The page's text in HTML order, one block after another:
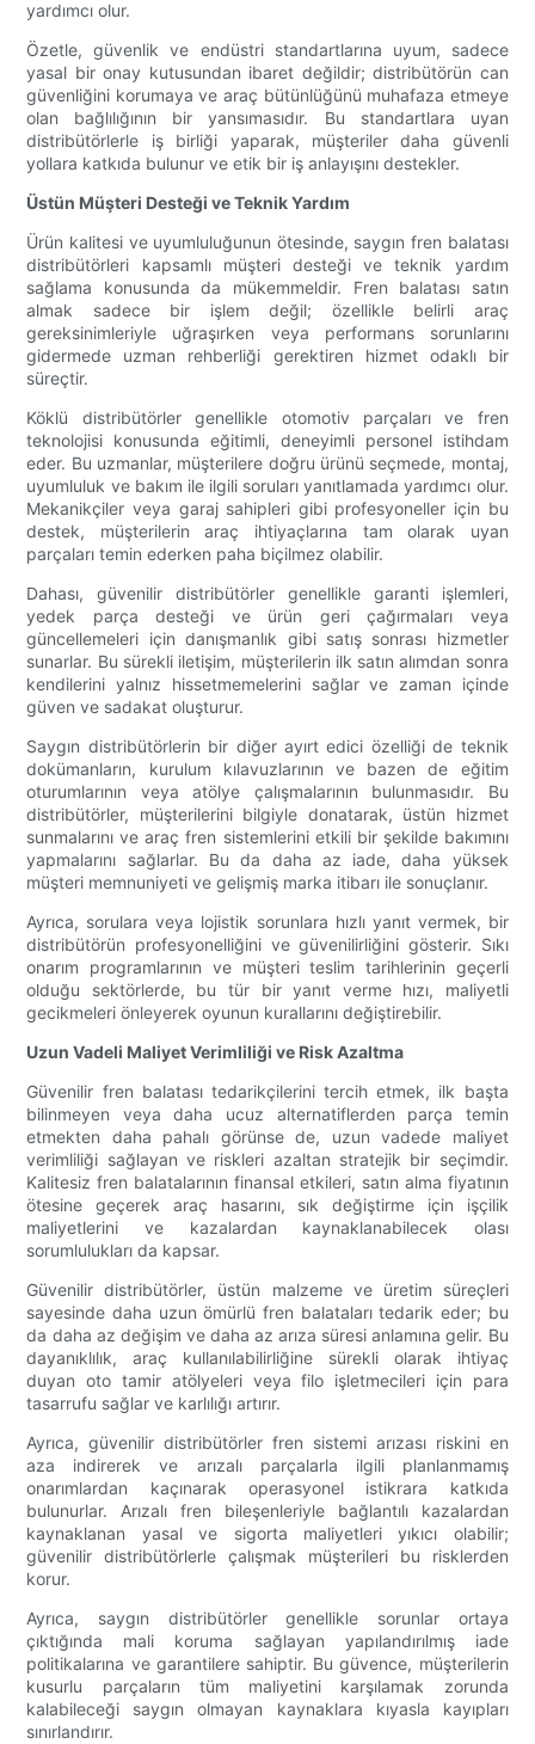
yardımcı olur.
Özetle, güvenlik ve endüstri standartlarına uyum, sadece
yasal bir onay kutusundan ibaret değildir; distribütörün can
güvenliğini korumaya ve araç bütünlüğünü muhafaza etmeye
olan bağlılığının bir yansımasıdır. Bu standartlara uyan
distribütörlerle iş birliği yaparak, müşteriler daha güvenli
yollara katkıda bulunur ve etik bir iş anlayışını destekler.
Üstün Müşteri Desteği ve Teknik Yardım
Ürün kalitesi ve uyumluluğunun ötesinde, saygın fren balatası
distribütörleri kapsamlı müşteri desteği ve teknik yardım
sağlama konusunda da mükemmeldir. Fren balatası satın
almak sadece bir işlem değil; özellikle belirli araç
gereksinimleriyle uğraşırken veya performans sorunlarını
gidermede uzman rehberliği gerektiren hizmet odaklı bir
süreçtir.
Köklü distribütörler genellikle otomotiv parçaları ve fren
teknolojisi konusunda eğitimli, deneyimli personel istihdam
eder. Bu uzmanlar, müşterilere doğru ürünü seçmede, montaj,
uyumluluk ve bakım ile ilgili soruları yanıtlamada yardımcı olur.
Mekanikçiler veya garaj sahipleri gibi profesyoneller için bu
destek, müşterilerin araç ihtiyaçlarına tam olarak uyan
parçaları temin ederken paha biçilmez olabilir.
Dahası, güvenilir distribütörler genellikle garanti işlemleri,
yedek parça desteği ve ürün geri çağırmaları veya
güncellemeleri için danışmanlık gibi satış sonrası hizmetler
sunarlar. Bu sürekli iletişim, müşterilerin ilk satın alımdan sonra
kendilerini yalnız hissetmemelerini sağlar ve zaman içinde
güven ve sadakat oluşturur.
Saygın distribütörlerin bir diğer ayırt edici özelliği de teknik
dokümanların, kurulum kılavuzlarının ve bazen de eğitim
oturumlarının veya atölye çalışmalarının bulunmasıdır. Bu
distribütörler, müşterilerini bilgiyle donatarak, üstün hizmet
sunmalarını ve araç fren sistemlerini etkili bir şekilde bakımını
yapmalarını sağlarlar. Bu da daha az iade, daha yüksek
müşteri memnuniyeti ve gelişmiş marka itibarı ile sonuçlanır.
Ayrıca, sorulara veya lojistik sorunlara hızlı yanıt vermek, bir
distribütörün profesyonelliğini ve güvenilirliğini gösterir. Sıkı
onarım programlarının ve müşteri teslim tarihlerinin geçerli
olduğu sektörlerde, bu tür bir yanıt verme hızı, maliyetli
gecikmeleri önleyerek oyunun kurallarını değiştirebilir.
Uzun Vadeli Maliyet Verimliliği ve Risk Azaltma
Güvenilir fren balatası tedarikçilerini tercih etmek, ilk başta
bilinmeyen veya daha ucuz alternatiflerden parça temin
etmekten daha pahalı görünse de, uzun vadede maliyet
verimliliği sağlayan ve riskleri azaltan stratejik bir seçimdir.
Kalitesiz fren balatalarının finansal etkileri, satın alma fiyatının
ötesine geçerek araç hasarını, sık değiştirme için işçilik
maliyetlerini ve kazalardan kaynaklanabilecek olası
sorumlulukları da kapsar.
Güvenilir distribütörler, üstün malzeme ve üretim süreçleri
sayesinde daha uzun ömürlü fren balataları tedarik eder; bu
da daha az değişim ve daha az arıza süresi anlamına gelir. Bu
dayanıklılık, araç kullanılabilirliğine sürekli olarak ihtiyaç
duyan oto tamir atölyeleri veya filo işletmecileri için para
tasarrufu sağlar ve karlılığı artırır.
Ayrıca, güvenilir distribütörler fren sistemi arızası riskini en
aza indirerek ve arızalı parçalarla ilgili planlanmamış
onarımlardan kaçınarak operasyonel istikrara katkıda
bulunurlar. Arızalı fren bileşenleriyle bağlantılı kazalardan
kaynaklanan yasal ve sigorta maliyetleri yıkıcı olabilir;
güvenilir distribütörlerle çalışmak müşterileri bu risklerden
korur.
Ayrıca, saygın distribütörler genellikle sorunlar ortaya
çıktığında mali koruma sağlayan yapılandırılmış iade
politikalarına ve garantilere sahiptir. Bu güvence, müşterilerin
kusurlu parçaların tüm maliyetini karşılamak zorunda
kalabileceği saygın olmayan kaynaklara kıyasla kayıpları
sınırlandırır.